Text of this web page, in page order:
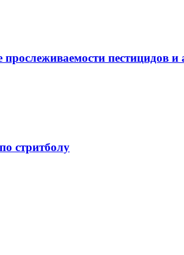
пестицидов и
стритболу